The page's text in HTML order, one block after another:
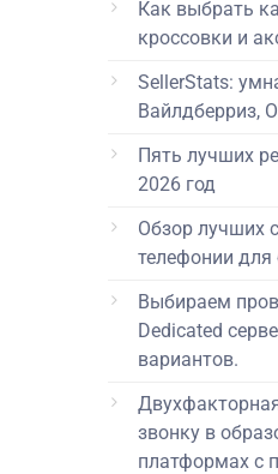
Как выбрать
кроссовки и
SellerStats:
Вайлдберриз,
Пять лучших
2026 год
Обзор лучших
телефонии для
Выбираем
Dedicated
вариантов.
звонку в
платформах с